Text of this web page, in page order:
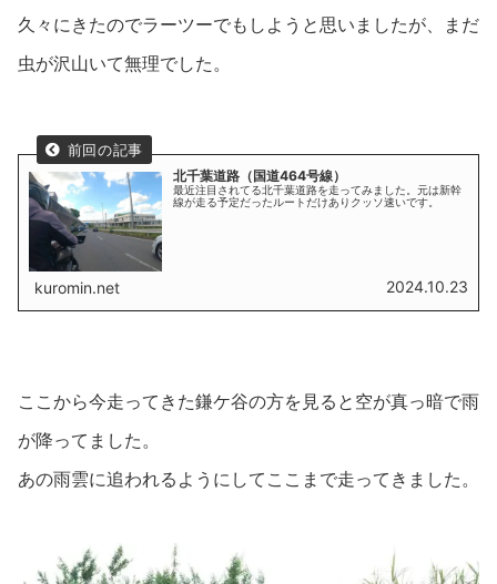
久々にきたのでラーツーでもしようと思いましたが、まだ
虫が沢山いて無理でした。
北千葉道路（国道464号線）
最近注目されてる北千葉道路を走ってみました。元は新幹
線が走る予定だったルートだけありクッソ速いです。
kuromin.net 2024.10.23
ここから今走ってきた鎌ケ谷の方を見ると空が真っ暗で雨
が降ってました。
あの雨雲に追われるようにしてここまで走ってきました。